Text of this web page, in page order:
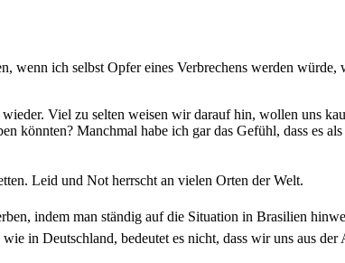
wenn ich selbst Opfer eines Verbrechens werden
Viel zu selten weisen wir darauf hin, wollen uns
könnten? Manchmal habe ich gar das Gefühl, dass
Leid und Not herrscht an vielen Orten der Welt.
indem man ständig auf die Situation in Brasilien
in Deutschland, bedeutet es nicht, dass wir uns aus der